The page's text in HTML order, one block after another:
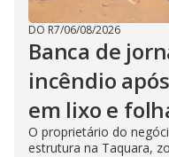
DO R7/06/08/2026
Banca de
incêndio
em lixo e
O proprietário do
estrutura na Taquara,